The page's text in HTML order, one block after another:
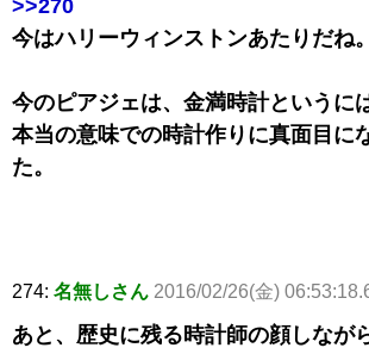
>>270
今はハリーウィンストンあたりだね。
今のピアジェは、金満時計というに
本当の意味での時計作りに真面目に
た。
274: 名無しさん 2016/02/26(金)
あと、歴史に残る時計師の顔しなが